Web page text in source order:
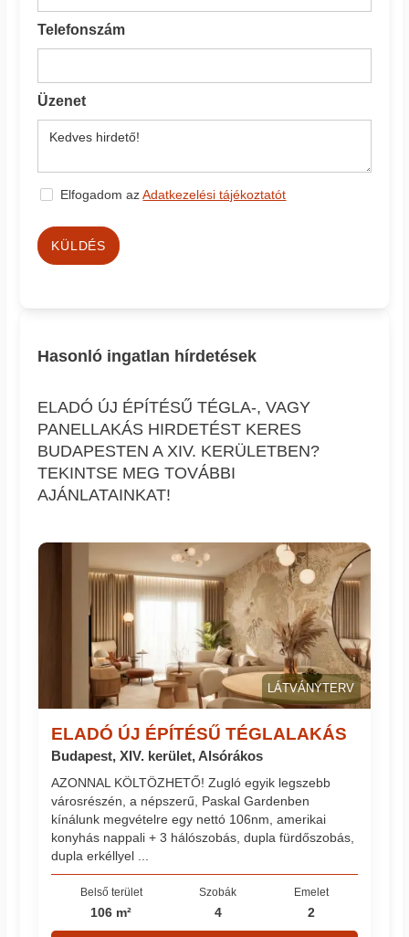
Telefonszám
Üzenet
Elfogadom azAdatkezelési tájékoztatót
KÜLDÉS
Hasonló ingatlan hírdetések
ELADÓ ÚJ ÉPÍTÉSŰ TÉGLA-, VAGY
PANELLAKÁS HIRDETÉST KERES
BUDAPESTEN A XIV. KERÜLETBEN?
TEKINTSE MEG TOVÁBBI
AJÁNLATAINKAT!
LÁTVÁNYTERV
ELADÓ ÚJ ÉPÍTÉSŰ TÉGLALAKÁS
Budapest, XIV. kerület, Alsórákos
AZONNAL KÖLTÖZHETŐ! Zugló egyik legszebb
városrészén, a népszerű, Paskal Gardenben
kínálunk megvételre egy nettó 106nm, amerikai
konyhás nappali + 3 hálószobás, dupla fürdőszobás,
dupla erkéllyel ...
Belső terület
106 m²
Szobák
4
Emelet
2